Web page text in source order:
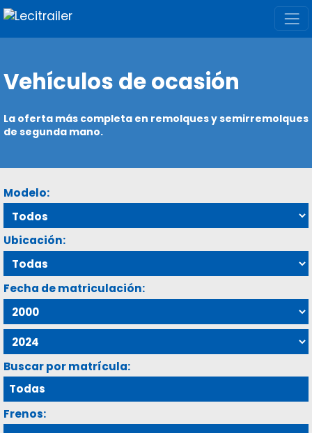
Vehículos de ocasión
La oferta más completa en remolques y semirremolques
de segunda mano.
Modelo:
Ubicación:
Fecha de matriculación:
Buscar por matrícula:
Frenos: